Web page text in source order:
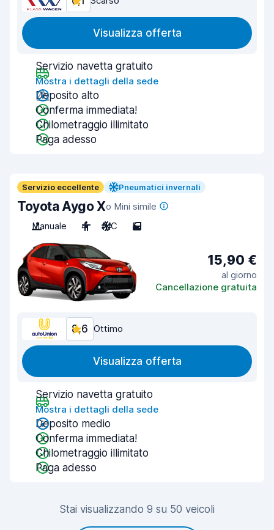
Visualizza offerta
Servizio navetta gratuito
Mostra i dettagli della sede
Deposito alto
Conferma immediata!
Chilometraggio illimitato
Paga adesso
Servizio eccellente Pneumatici invernali
Toyota Aygo Xo Mini simile
Manuale
4 A/C 5
15,90 €
al giorno
Cancellazione gratuita
8,6 Ottimo
Visualizza offerta
Servizio navetta gratuito
Mostra i dettagli della sede
Deposito medio
Conferma immediata!
Chilometraggio illimitato
Paga adesso
Stai visualizzando 9 su 50 veicoli